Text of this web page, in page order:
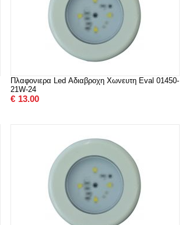
Πλαφονιερα Led Αδιαβροχη Χωνευτη Eval 01450-
21W-24
€ 13.00